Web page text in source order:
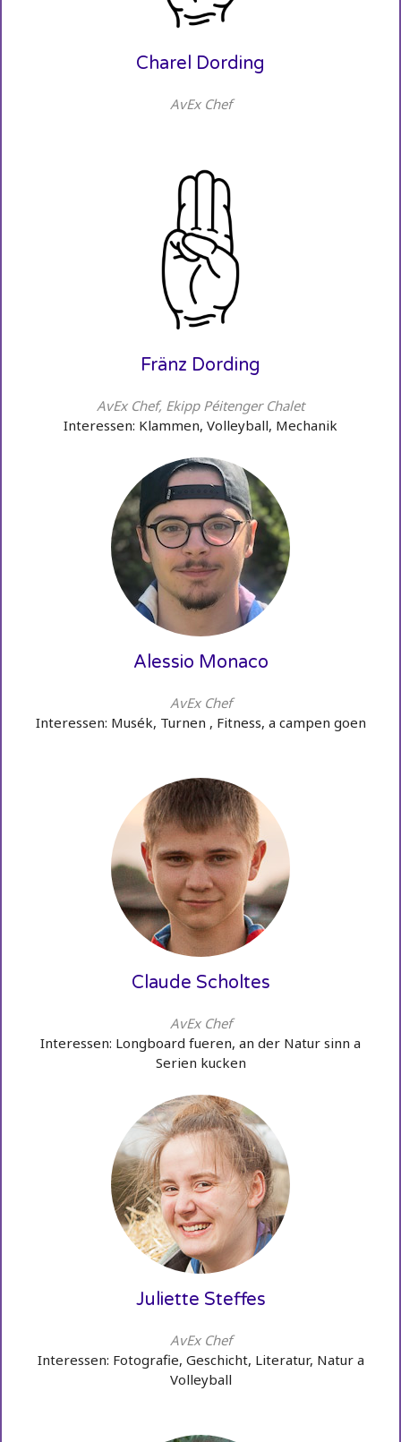
Charel Dording
AvEx Chef
Fränz Dording
AvEx Chef, Ekipp Péitenger Chalet
Interessen: Klammen, Volleyball, Mechanik
Alessio Monaco
AvEx Chef
Interessen: Musék, Turnen , Fitness, a campen goen
Claude Scholtes
AvEx Chef
Interessen: Longboard fueren, an der Natur sinn a
Serien kucken
Juliette Steffes
AvEx Chef
Interessen: Fotografie, Geschicht, Literatur, Natur a
Volleyball